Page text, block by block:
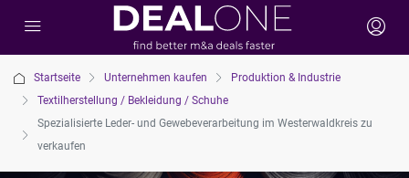
Startseite Unternehmen kaufen
Produktion & Industrie
Textilherstellung / Bekleidung / Schuhe
Spezialisierte Leder- und Gewebeverarbeitung im Westerwaldkreis zu
verkaufen